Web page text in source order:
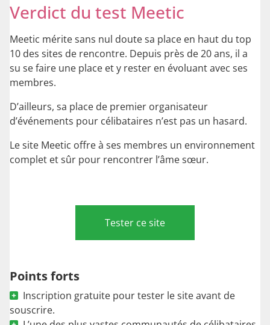
Verdict du test Meetic
Meetic mérite sans nul doute sa place en haut du top
10 des sites de rencontre. Depuis près de 20 ans, il a
su se faire une place et y rester en évoluant avec ses
membres.
D’ailleurs, sa place de premier organisateur
d’événements pour célibataires n’est pas un hasard.
Le site Meetic offre à ses membres un environnement
complet et sûr pour rencontrer l’âme sœur.
Points forts
Inscription gratuite pour tester le site avant de
souscrire.
Tester ce site